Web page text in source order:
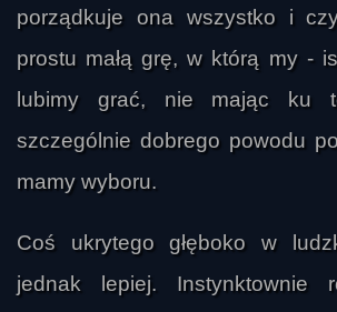
porządkuje ona wszystko i
prostu małą grę, w którą my -
lubimy grać, nie mając ku
szczególnie dobrego powodu
mamy wyboru.
Coś ukrytego głęboko w
jednak lepiej. Instynktownie